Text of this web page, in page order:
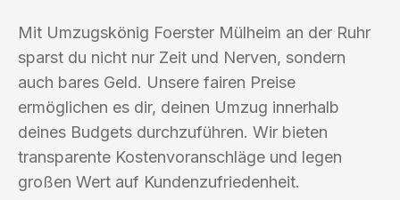
Mit Umzugskönig Foerster Mülheim an der Ruhr
sparst du nicht nur Zeit und Nerven, sondern
auch bares Geld. Unsere fairen Preise
ermöglichen es dir, deinen Umzug innerhalb
deines Budgets durchzuführen. Wir bieten
transparente Kostenvoranschläge und legen
großen Wert auf Kundenzufriedenheit.